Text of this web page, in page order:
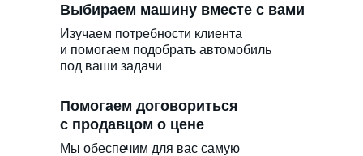
Помогаем договориться
с продавцом о цене
Мы обеспечим для вас самую
Выбираем машину вместе с вами
Изучаем потребности клиента
и помогаем подобрать автомобиль
под ваши задачи